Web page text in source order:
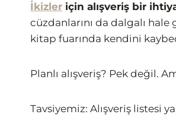
İkizler için alışveriş bir
cüzdanlarını da dalgalı
kitap fuarında kendini
Planlı alışveriş? Pek değil.
Tavsiyemiz: Alışveriş listesi